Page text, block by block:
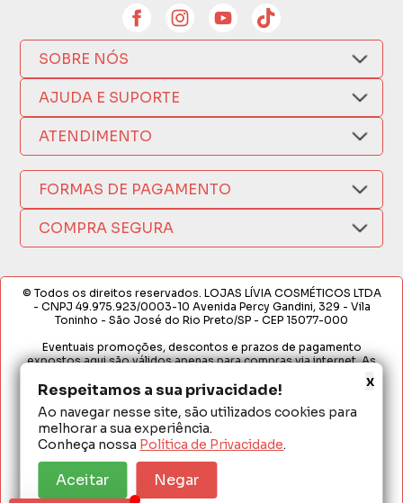
Respeitamos a sua privacidade!
Ao navegar nesse site, são utilizados cookies para
melhorar a sua experiência.
Conheça nossa Política de Privacidade.
Aceitar Negar
x
SOBRE NÓS
Quem Somos
Compra Segura
Como Comprar
Nossas Lojas
Política de Privacidade
AJUDA E SUPORTE
Nosso Aplicativo
Trocas e Devoluções
Formas de Pagamento
Fretes e Entregas
Fabricantes
Termos de Compra e Venda
ATENDIMENTO
(17) 3209-9595
sacweb@lojaslivia.com.br
FORMAS DE PAGAMENTO
COMPRA SEGURA
© Todos os direitos reservados. LOJAS LÍVIA COSMÉTICOS LTDA
- CNPJ 49.975.923/0003-10 Avenida Percy Gandini, 329 - Vila
Toninho - São José do Rio Preto/SP - CEP 15077-000
Eventuais promoções, descontos e prazos de pagamento
expostos aqui são válidos apenas para compras via internet. As
Loja. É proibida a utilização total ou parcial sem nossa autorização.
Em caso de divergência de preços no site, o valor válido é o do
Carrinho de Compras. Preços e condições de pagamento
exclusivos para compras via internet. Ofertas válidas até o
término de nossos estoques para internet. Vendas sujeitas à
análise e confirmação de dados.